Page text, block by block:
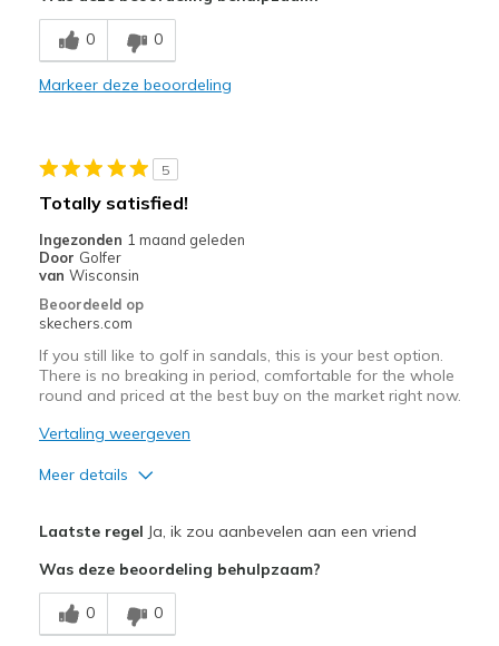
Breathe Well
Comfortable
Beste toepassingen
Travel
Width
0 0
Markeer deze beoordeling
5
Totally satisfied!
Ingezonden 1 maand geleden
Door Golfer
van Wisconsin
Beoordeeld op
skechers.com
If you still like to golf in sandals, this is your best option.
There is no breaking in period, comfortable for the whole
round and priced at the best buy on the market right now.
Vertaling weergeven
Meer details
Breathe Well
Comfortable
Laatste regel Ja, ik zou aanbevelen aan een vriend
Was deze beoordeling behulpzaam?
0 0